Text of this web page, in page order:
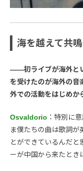
海を越えて共
――初ライブが海外と
を受けたのが海外の音
外での活動をはじめか
Osvaldorio ：特別に
ま僕たちの曲は歌詞が
とができているんだと
ーが中国から来たとき